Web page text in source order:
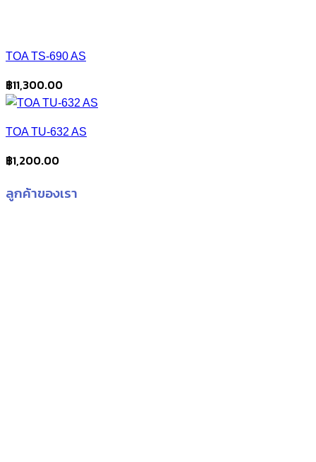
TOA TS-690 AS
฿11,300.00
TOA TU-632 AS
฿1,200.00
ลูกค้าของเรา